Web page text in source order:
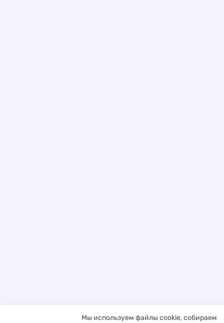
Мы используем файлы cookie, собираем